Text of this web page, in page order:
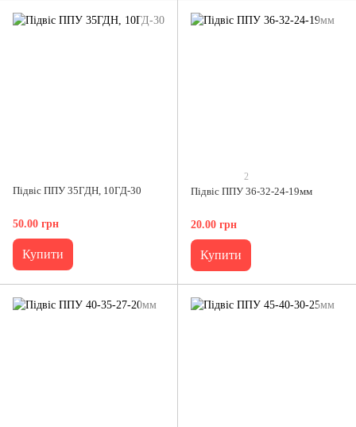
Підвіс ППУ 35ГДН, 10ГД-30
50.00 грн
Купити
2
Підвіс ППУ 36-32-24-19мм
20.00 грн
Купити